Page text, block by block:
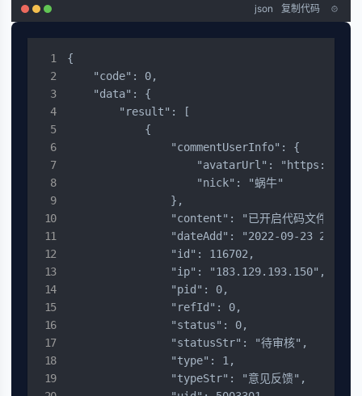
json 复制代码
{
    "code": 0,
    "data": {
        "result": [
            {
                "commentUserInfo": {
"avatarUrl": "https://
                    "nick": "蜗牛"
                },
"content": "已开启代码文件保存后
"dateAdd": "2022-09-23
                "id": 116702,
                "ip": "183.129.193.150",
                "pid": 0,
                "refId": 0,
                "status": 0,
                "statusStr": "待审核",
                "type": 1,
                "typeStr": "意见反馈",